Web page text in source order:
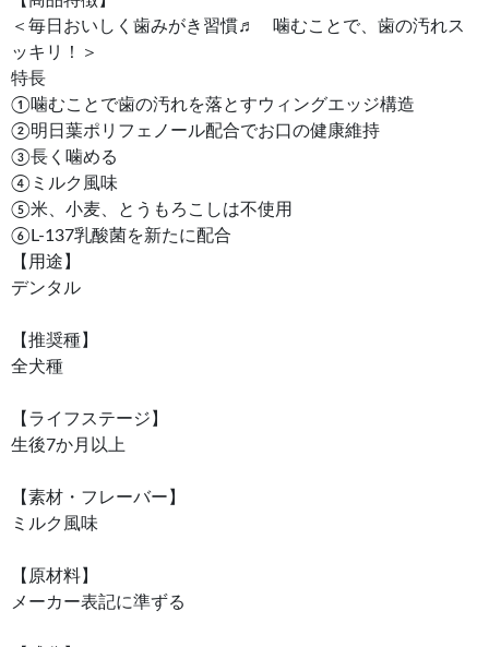
＜毎日おいしく歯みがき習慣♬ 噛むことで、歯の汚れス
ッキリ！＞
特長
①噛むことで歯の汚れを落とすウィングエッジ構造
②明日葉ポリフェノール配合でお口の健康維持
③長く噛める
④ミルク風味
⑤米、小麦、とうもろこしは不使用
⑥L-137乳酸菌を新たに配合
【用途】
デンタル
【推奨種】
全犬種
【ライフステージ】
生後7か月以上
【素材・フレーバー】
ミルク風味
【原材料】
メーカー表記に準ずる